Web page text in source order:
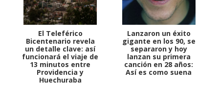
El Teleférico
Bicentenario revela
un detalle clave: así
funcionará el viaje de
13 minutos entre
Providencia y
Huechuraba
Lanzaron un éxito
gigante en los 90, se
separaron y hoy
lanzan su primera
canción en 28 años:
Así es como suena